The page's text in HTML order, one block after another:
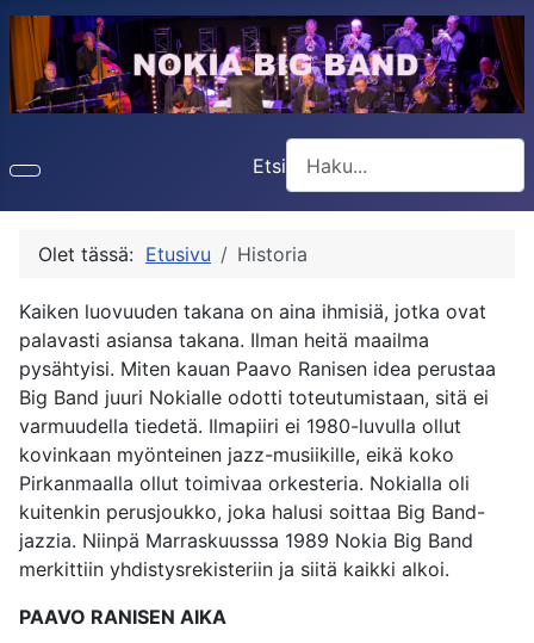
Etsi
Type 2 or more characters
Olet tässä: Etusivu Historia
Kaiken luovuuden takana on aina ihmisiä, jotka ovat
palavasti asiansa takana. Ilman heitä maailma
pysähtyisi. Miten kauan Paavo Ranisen idea perustaa
Big Band juuri Nokialle odotti toteutumistaan, sitä ei
varmuudella tiedetä. Ilmapiiri ei 1980-luvulla ollut
kovinkaan myönteinen jazz-musiikille, eikä koko
Pirkanmaalla ollut toimivaa orkesteria. Nokialla oli
kuitenkin perusjoukko, joka halusi soittaa Big Band-
jazzia. Niinpä Marraskuusssa 1989 Nokia Big Band
merkittiin yhdistysrekisteriin ja siitä kaikki alkoi.
PAAVO RANISEN AIKA